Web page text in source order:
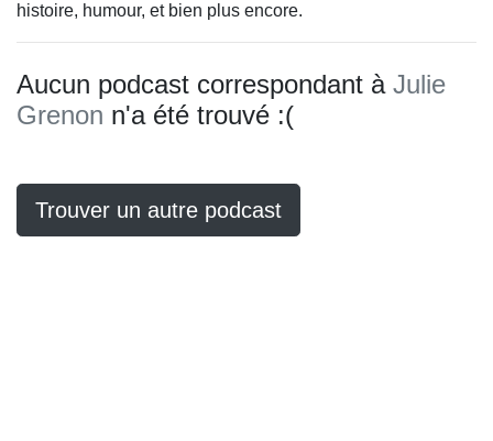
histoire, humour, et bien plus encore.
Aucun podcast correspondant à Julie
Grenon n'a été trouvé :(
Trouver un autre podcast